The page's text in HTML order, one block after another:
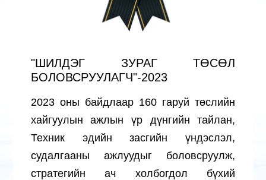
"ШИЛДЭГ ЗУРАГ ТӨСӨЛ
БОЛОВСРУУЛАГЧ"-2023
2023 оны байдлаар 160 гаруй төслийн
хайгуулын ажлын үр дүнгийн тайлан,
Техник эдийн засгийн үндэслэл,
судалгааны ажлуудыг боловсруулж,
стратегийн ач холбогдол бүхий